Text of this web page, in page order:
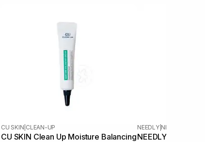
CU SKIN CLEAN-UP
CU SKIN Clean Up Moisture Balancing
NEEDLY| NEEDLY
NEEDLY